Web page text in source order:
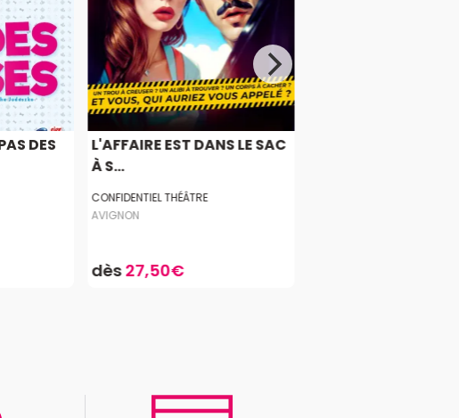
DES
L'AFFAIRE EST DANS LE SAC
À S...
CONFIDENTIEL THÉÂTRE
AVIGNON
dès27,50€